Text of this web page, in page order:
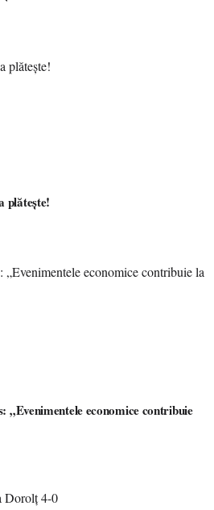
plătește!
economice contribuie